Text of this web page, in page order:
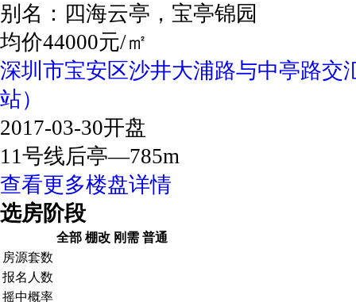
别名： 四海云亭，宝亭锦园
均价44000元/㎡
深圳市宝安区沙井大浦路与中亭路交
站）
2017-03-30开盘
11号线后亭—785m
查看更多楼盘详情
选房阶段
全部 棚改 刚需 普通
房源套数
报名人数
摇中概率